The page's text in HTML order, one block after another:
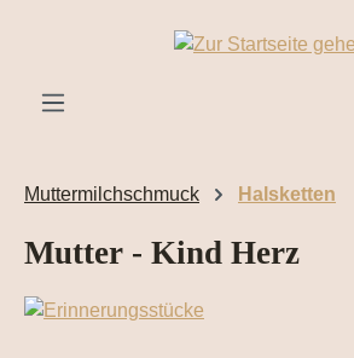
Zum Hauptinhalt springen
Muttermilchschmuck Halsketten
Mutter - Kind Herz